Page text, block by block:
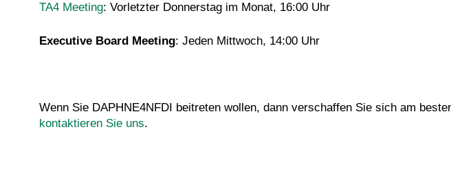
TA4 Meeting: Vorletzter Donnerstag im Monat, 16:00 Uhr
Executive Board Meeting: Jeden Mittwoch, 14:00 Uhr
Wenn Sie DAPHNE4NFDI beitreten wollen, dann verschaffen Sie sich am
kontaktieren Sie uns.